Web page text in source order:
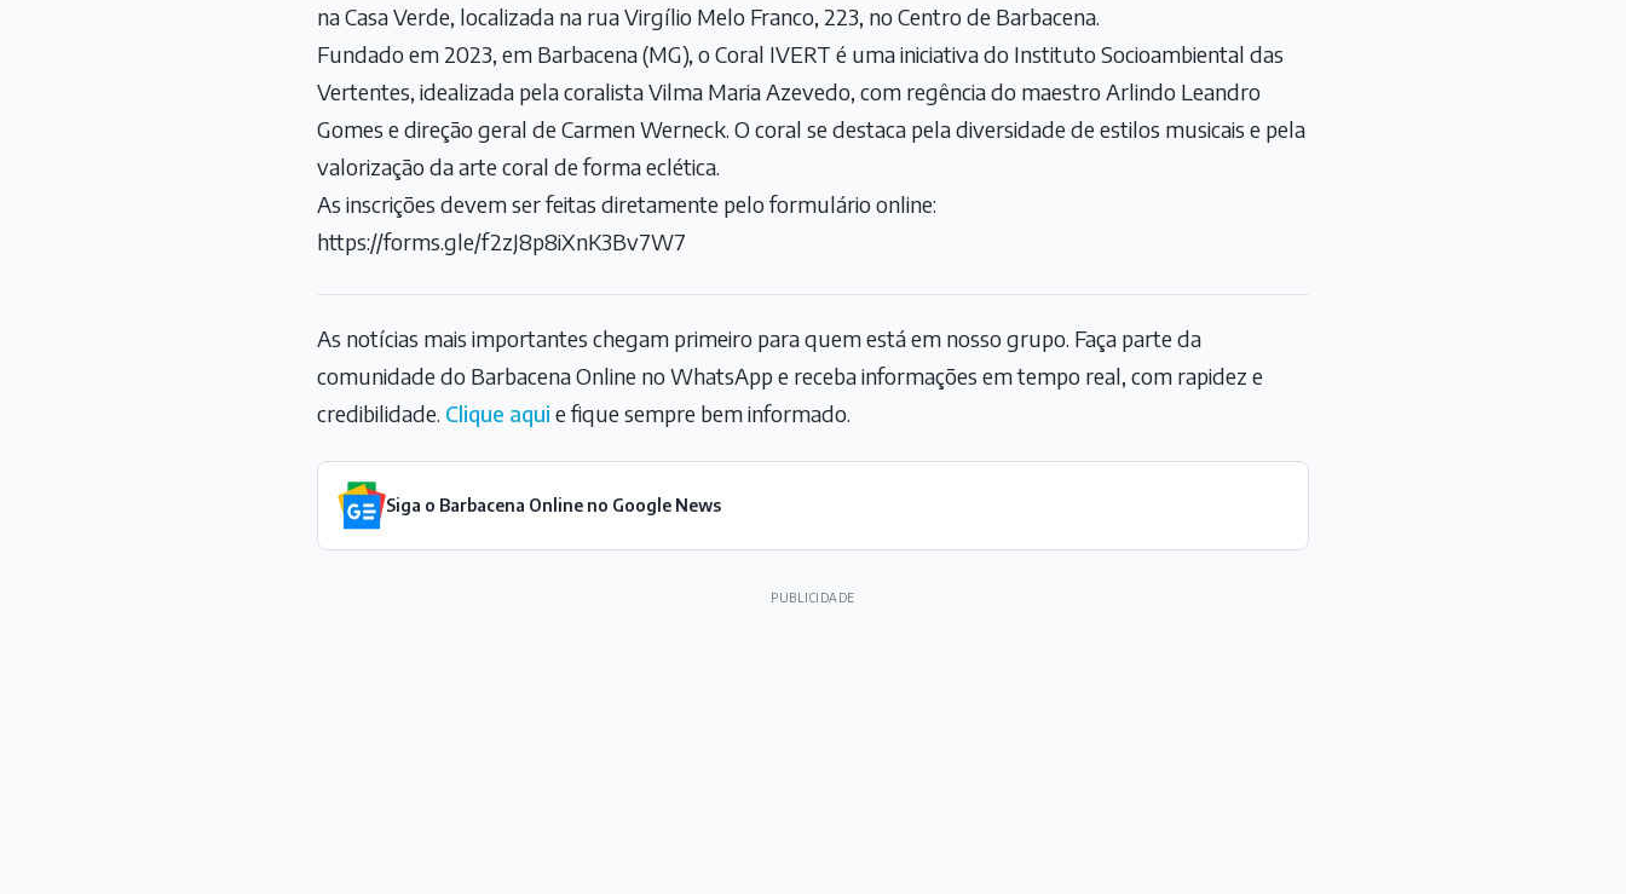
na Casa Verde, localizada na rua Virgílio Melo Franco, 223, no Centro de Barbacena.
Fundado em 2023, em Barbacena (MG), o Coral IVERT é uma iniciativa do Instituto Socioambiental das
Vertentes, idealizada pela coralista Vilma Maria Azevedo, com regência do maestro Arlindo Leandro
Gomes e direção geral de Carmen Werneck. O coral se destaca pela diversidade de estilos musicais e pela
valorização da arte coral de forma eclética.
As inscrições devem ser feitas diretamente pelo formulário online:
https://forms.gle/f2zJ8p8iXnK3Bv7W7
As notícias mais importantes chegam primeiro para quem está em nosso grupo. Faça parte da
comunidade do Barbacena Online no WhatsApp e receba informações em tempo real, com rapidez e
credibilidade. Clique aqui e fique sempre bem informado.
Siga o Barbacena Online no Google News
PUBLICIDADE